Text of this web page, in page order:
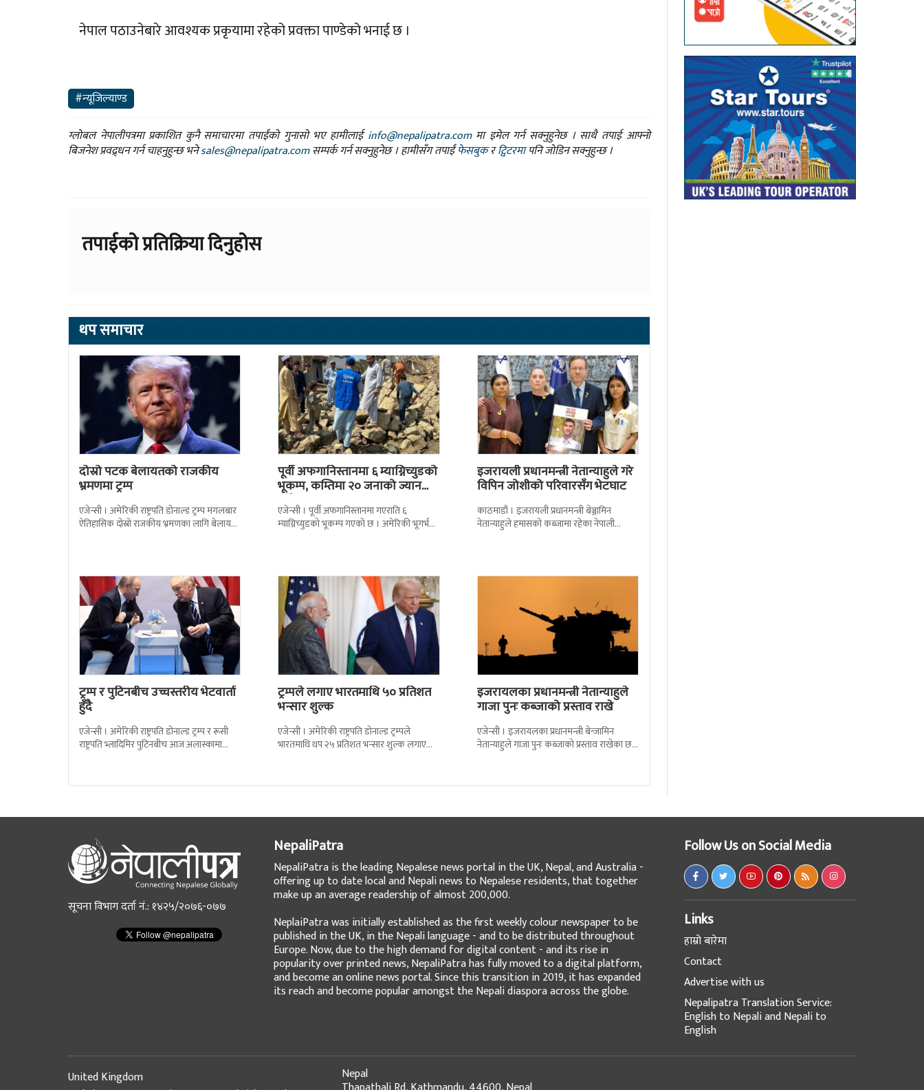
नेपाल पठाउनेबारे आवश्यक प्रकृयामा रहेको प्रवक्ता पाण्डेको भनाई छ ।
#न्यूजिल्याण्ड
ग्लोबल नेपालीपत्रमा प्रकाशित कुनै समाचारमा तपाईंको गुनासो भए हामीलाईinfo@nepalipatra.comमा इमेल गर्न सक्नुहुनेछ । साथै तपाई आफ्नो
बिजनेश प्रवद्र्धन गर्न चाहनुहुन्छ भनेsales@nepalipatra.comसम्पर्क गर्न सक्नुहुनेछ । हामीसँग तपाईंफेसबुकरट्विटरमापनि जोडिन सक्नुहुन्छ ।
तपाईको प्रतिक्रिया दिनुहोस
थप समाचार
दोस्रो पटक बेलायतको राजकीय
भ्रमणमा ट्रम्प
एजेन्सी । अमेरिकी राष्ट्रपति डोनाल्ड ट्रम्प मंगलबार
ऐतिहासिक दोस्रो राजकीय भ्रमणका लागि बेलायत
पूर्वी अफगानिस्तानमा ६ म्याग्निच्युडको
भूकम्प, कम्तिमा २० जनाको ज्यान
गयो
एजेन्सी । पूर्वी अफगानिस्तानमा गएराति ६
म्याग्निच्युडको भूकम्प गएको छ । अमेरिकी भूगर्भ
इजरायली प्रधानमन्त्री नेतान्याहुले गरे
विपिन जोशीको परिवारसँग भेटघाट
काठमाडौं । इजरायली प्रधानमन्त्री बेञ्जामिन
नेतान्याहुले हमासको कब्जामा रहेका नेपाली
ट्रम्प र पुटिनबीच उच्चस्तरीय भेटवार्ता
हुँदै
एजेन्सी । अमेरिकी राष्ट्रपति डोनाल्ड ट्रम्प र रूसी
राष्ट्रपति भ्लादिमिर पुटिनबीच आज अलास्कामा
ट्रम्पले लगाए भारतमाथि ५० प्रतिशत
भन्सार शुल्क
एजेन्सी । अमेरिकी राष्ट्रपति डोनाल्ड ट्रम्पले
भारतमाथि थप २५ प्रतिशत भन्सार शुल्क लगाएका
इजरायलका प्रधानमन्त्री नेतान्याहुले
गाजा पुनः कब्जाको प्रस्ताव राखे
एजेन्सी । इजरायलका प्रधानमन्त्री बेन्जामिन
नेतान्याहुले गाजा पुनः कब्जाको प्रस्ताव राखेका छन्
सूचना विभाग दर्ता नं.: १४२५/२०७६-०७७
NepaliPatra
NepaliPatra is the leading Nepalese news portal in the UK, Nepal, and Australia -
offering up to date local and Nepali news to Nepalese residents, that together
make up an average readership of almost 200,000.
NeplaiPatra was initially established as the first weekly colour newspaper to be
published in the UK, in the Nepali language - and to be distributed throughout
Europe. Now, due to the high demand for digital content - and its rise in
popularity over printed news, NepaliPatra has fully moved to a digital platform,
and become an online news portal. Since this transition in 2019, it has expanded
its reach and become popular amongst the Nepali diaspora across the globe.
Follow Us on Social Media
Links
हाम्रो बारेमा
Contact
Advertise with us
Nepalipatra Translation Service:
English to Nepali and Nepali to
English
United Kingdom
Nepal